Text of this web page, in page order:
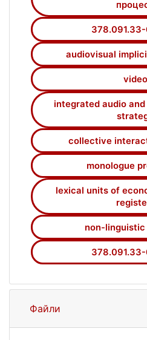
audiovisual
video
integrated audio
collective
monologue
lexical units of
non-
Файли